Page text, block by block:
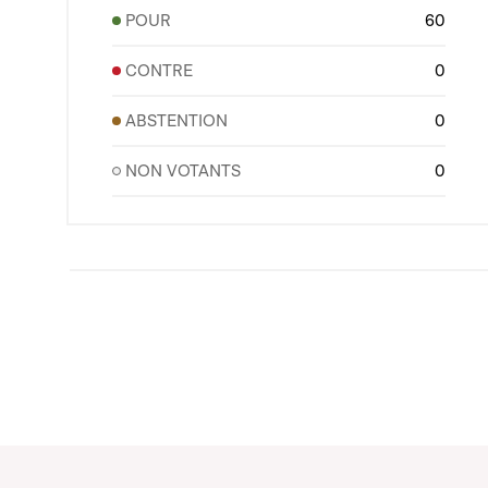
POUR 60
CONTRE 0
ABSTENTION 0
NON VOTANTS 0